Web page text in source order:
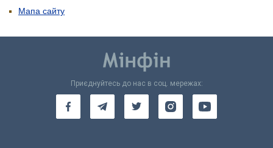
Мапа сайту
Приєднуйтесь до нас в соц. мережах: